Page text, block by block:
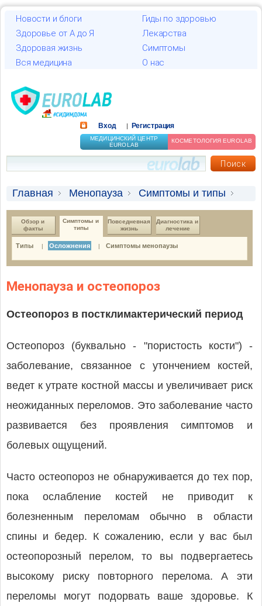
Новости и блоги
Гиды по здоровью
Здоровье от А до Я
Лекарства
Здоровая жизнь
Симптомы
Вся медицина
О нас
Вход Регистрация
МЕДИЦИНСКИЙ ЦЕНТР
EUROLAB
КОСМЕТОЛОГИЯ EUROLAB
Главная Менопауза
Симптомы и типы
Осложнения
Обзор и
факты
Симптомы и
типы
Повседневная
жизнь
Диагностика и
лечение
Типы Осложнения Симптомы менопаузы
Менопауза и остеопороз
Остеопороз в постклимактерический период
Остеопороз (буквально - "пористость кости") -
заболевание, связанное с утончением костей,
ведет к утрате костной массы и увеличивает риск
неожиданных переломов. Это заболевание часто
развивается без проявления симптомов и
болевых ощущений.
Часто остеопороз не обнаруживается до тех пор,
пока ослабление костей не приводит к
болезненным переломам обычно в области
спины и бедер. К сожалению, если у вас был
остеопорозный перелом, то вы подвергаетесь
высокому риску повторного перелома. А эти
переломы могут подорвать ваше здоровье. К